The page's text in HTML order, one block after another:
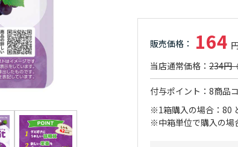
164
234円
付与ポイント 8商品
※1箱購入の場合：80
※中箱単位で購入の場